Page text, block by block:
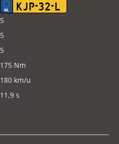
KJP-32-L
5
5
5
175 Nm
180 km/u
11,9 s